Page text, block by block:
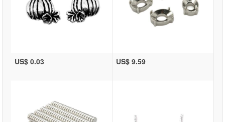
US$ 0.03 US$ 9.59